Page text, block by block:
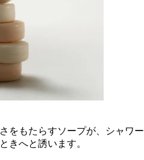
をもたらすソープが、シャワー
きへと誘います。